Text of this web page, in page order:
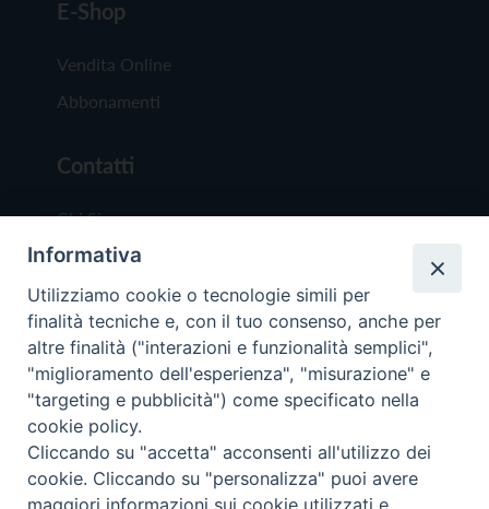
E-Shop
Vendita Online
Abbonamenti
Contatti
Chi Siamo
Redazione
Scrivici
Copyright © 2019 - Tutti i diritti riservati - Vita
Trentina Editrice
Informativa
Utilizziamo cookie o tecnologie simili per
finalità tecniche e, con il tuo consenso, anche per
altre finalità ("interazioni e funzionalità semplici",
"miglioramento dell'esperienza", "misurazione" e
"targeting e pubblicità") come specificato nella
cookie policy.
Cliccando su "accetta" acconsenti all'utilizzo dei
cookie. Cliccando su "personalizza" puoi avere